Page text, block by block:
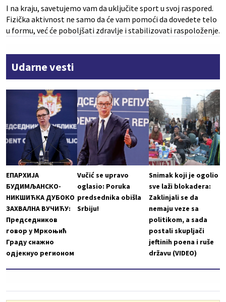
I na kraju, savetujemo vam da uključite sport u svoj raspored.
Fizička aktivnost ne samo da će vam pomoći da dovedete telo
u formu, već će poboljšati zdravlje i stabilizovati raspoloženje.
Udarne vesti
ЕПАРХИЈА
БУДИМЉАНСКО-
НИКШИЋКА ДУБОКО
ЗАХВАЛНА ВУЧИЋУ:
Председников
говор у Мркоњић
Граду снажно
одјекнуо регионом
Vučić se upravo
oglasio: Poruka
predsednika obišla
Srbiju!
Snimak koji je ogolio
sve laži blokadera:
Zaklinjali se da
nemaju veze sa
politikom, a sada
postali skupljači
jeftinih poena i ruše
državu (VIDEO)